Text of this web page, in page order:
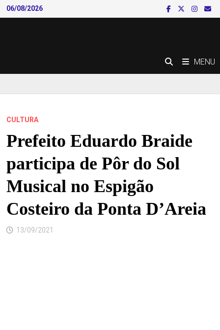
Skip
to
06/08/2026
MENU
CULTURA
Prefeito Eduardo Braide
participa de Pôr do Sol
Musical no Espigão
Costeiro da Ponta D’Areia
13/09/2021